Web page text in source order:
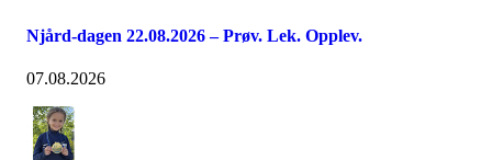
Njård-dagen 22.08.2026 – Prøv. Lek. Opplev.
07.08.2026